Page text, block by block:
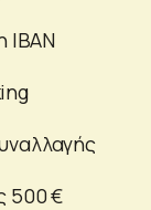
IBAN
500 €